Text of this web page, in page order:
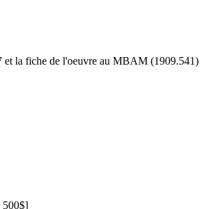
et la fiche de l'oeuvre au MBAM (1909.541)
500$]